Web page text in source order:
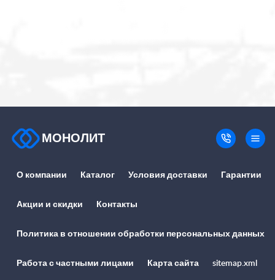
МОНОЛИТ
О компании Каталог Условия доставки Гарантии
Акции и скидки Контакты
Политика в отношении обработки персональных данных
Работа с частными лицами Карта сайта sitemap.xml